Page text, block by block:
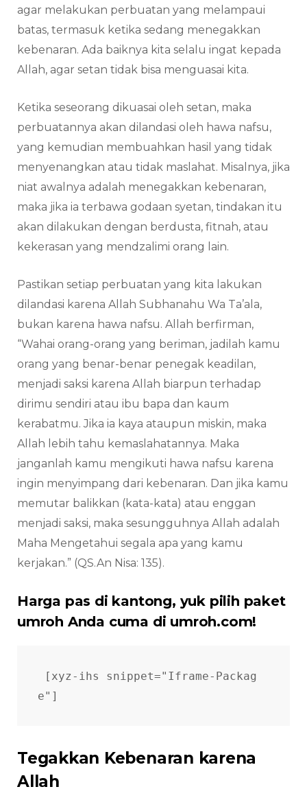
agar melakukan perbuatan yang melampaui
batas, termasuk ketika sedang menegakkan
kebenaran. Ada baiknya kita selalu ingat kepada
Allah, agar setan tidak bisa menguasai kita.
Ketika seseorang dikuasai oleh setan, maka
perbuatannya akan dilandasi oleh hawa nafsu,
yang kemudian membuahkan hasil yang tidak
menyenangkan atau tidak maslahat. Misalnya, jika
niat awalnya adalah menegakkan kebenaran,
maka jika ia terbawa godaan syetan, tindakan itu
akan dilakukan dengan berdusta, fitnah, atau
kekerasan yang mendzalimi orang lain.
Pastikan setiap perbuatan yang kita lakukan
dilandasi karena Allah Subhanahu Wa Ta’ala,
bukan karena hawa nafsu. Allah berfirman,
“Wahai orang-orang yang beriman, jadilah kamu
orang yang benar-benar penegak keadilan,
menjadi saksi karena Allah biarpun terhadap
dirimu sendiri atau ibu bapa dan kaum
kerabatmu. Jika ia kaya ataupun miskin, maka
Allah lebih tahu kemaslahatannya. Maka
janganlah kamu mengikuti hawa nafsu karena
ingin menyimpang dari kebenaran. Dan jika kamu
memutar balikkan (kata-kata) atau enggan
menjadi saksi, maka sesungguhnya Allah adalah
Maha Mengetahui segala apa yang kamu
kerjakan.” (QS.An Nisa: 135).
Harga pas di kantong, yuk pilih paket
umroh Anda cuma di umroh.com!
[xyz-ihs snippet="Iframe-Packag
e"]
Tegakkan Kebenaran karena
Allah